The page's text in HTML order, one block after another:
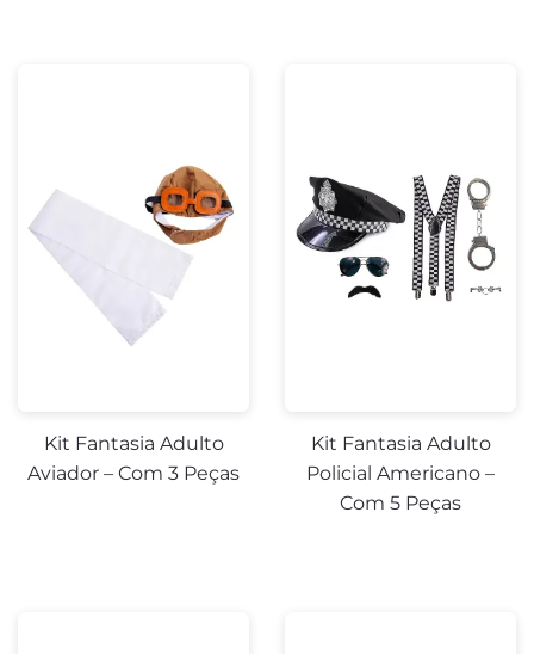
Kit Fantasia Adulto
Aviador – Com 3 Peças
Kit Fantasia Adulto
Policial Americano –
Com 5 Peças